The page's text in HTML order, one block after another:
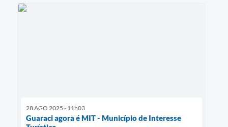
28 AGO 2025 - 11h03
Guaraci agora é MIT - Município de Interesse